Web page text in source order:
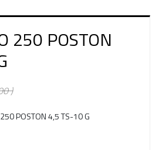
250 POSTON
)
POSTON 4,5 TS-10 G